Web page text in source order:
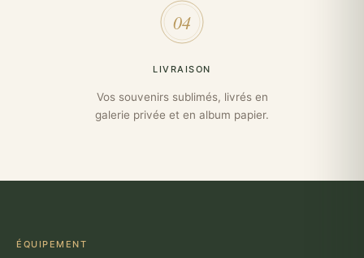
04
LIVRAISON
Vos souvenirs sublimés, livrés en
galerie privée et en album papier.
ÉQUIPEMENT